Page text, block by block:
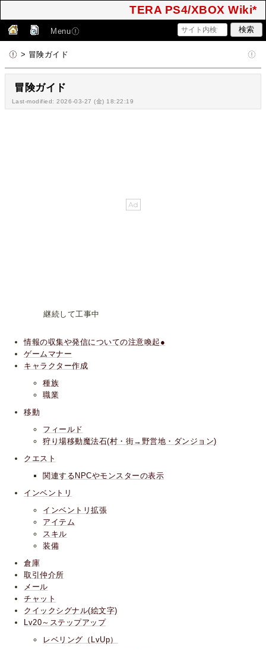
TERA PS4/XBOX Wiki*
Menu
> 冒険ガイド
冒険ガイド
Last-modified: 2026-03-27 (金) 18:22:19
継続して工事中
情報の収集や発信についての注意喚起●
ゲームマナー
キャラクター作成
種族
職業
移動
フィールド
狩り場移動魔法石(村・街→野営地・ダンジョン)
クエスト
関連するNPCやモンスターの表示
インベントリ
インベントリ拡張
アイテム
スキル
装備
倉庫
取引仲介所
メール
チャット
クイックシグナル(絵文字)
Lv20～ステップアップ
レベリング（LvUp）